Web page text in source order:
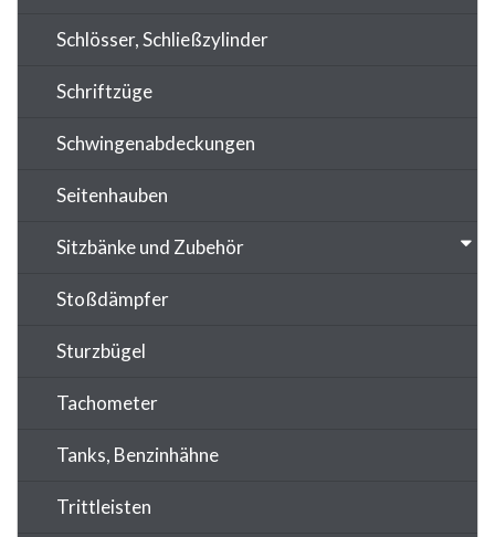
Schlösser, Schließzylinder
Schriftzüge
Schwingenabdeckungen
Seitenhauben
Sitzbänke und Zubehör
Stoßdämpfer
Sturzbügel
Tachometer
Tanks, Benzinhähne
Trittleisten